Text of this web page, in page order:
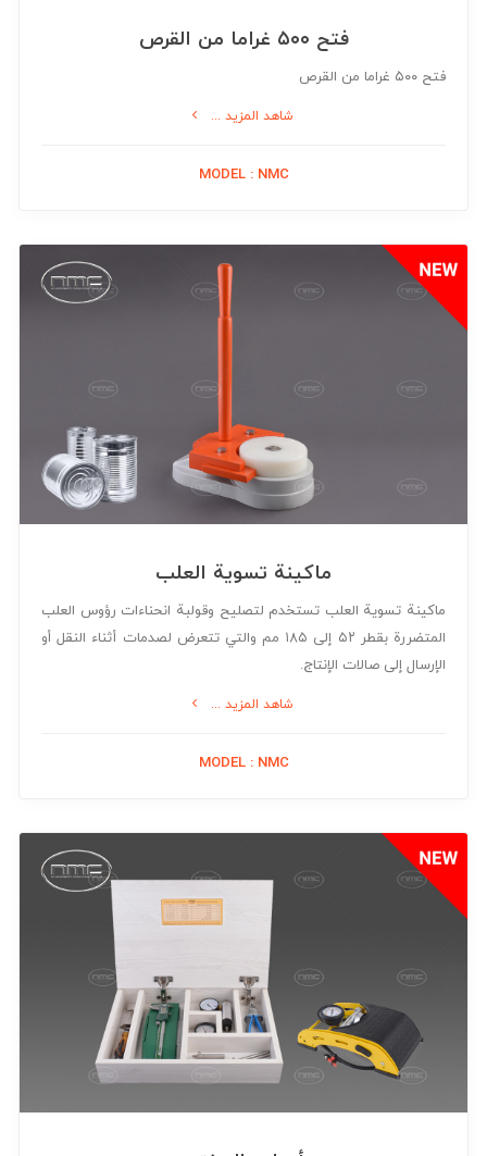
فتح ۵۰۰ غراما من القرص
فتح ۵۰۰ غراما من القرص
شاهد المزيد ...
MODEL : NMC
ماكينة تسوية العلب
ماكينة تسوية العلب تستخدم لتصليح وقولبة انحناءات رؤوس العلب
المتضررة بقطر ۵۲ إلى ۱۸۵ مم والتي تتعرض لصدمات أثناء النقل أو
الإرسال إلى صالات الإنتاج.
شاهد المزيد ...
MODEL : NMC